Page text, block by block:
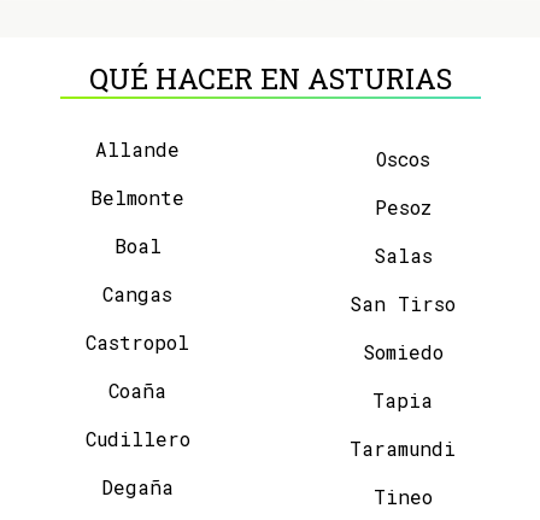
QUÉ HACER EN ASTURIAS
Allande
Belmonte
Boal
Cangas
Castropol
Coaña
Cudillero
Degaña
Oscos
Pesoz
Salas
San Tirso
Somiedo
Tapia
Taramundi
Tineo